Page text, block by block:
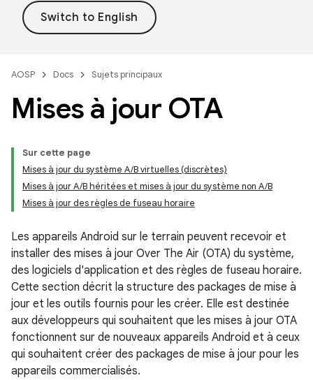
AOSP Docs Sujets principaux
Mises à jour OTA
Sur cette page
Mises à jour du système A/B virtuelles (discrètes)
Mises à jour A/B héritées et mises à jour du système non A/B
Mises à jour des règles de fuseau horaire
Les appareils Android sur le terrain peuvent recevoir et
installer des mises à jour Over The Air (OTA) du système,
des logiciels d'application et des règles de fuseau horaire.
Cette section décrit la structure des packages de mise à
jour et les outils fournis pour les créer. Elle est destinée
aux développeurs qui souhaitent que les mises à jour OTA
fonctionnent sur de nouveaux appareils Android et à ceux
qui souhaitent créer des packages de mise à jour pour les
appareils commercialisés.